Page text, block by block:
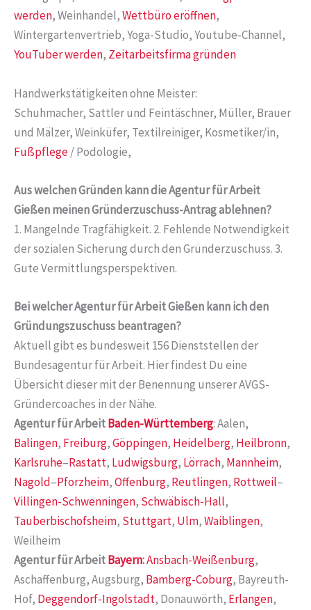
werden, Weinhandel,Wettbüro eröffnen,
Wintergartenvertrieb, Yoga-Studio, Youtube-Channel,
YouTuber werden, Zeitarbeitsfirma gründen
Handwerkstätigkeiten ohne Meister:
Schuhmacher, Sattler und Feintäschner, Müller, Brauer
und Mälzer, Weinküfer, Textilreiniger, Kosmetiker/in,
Fußpflege/ Podologie,
Aus welchen Gründen kann die Agentur für Arbeit
Gießen meinen Gründerzuschuss-Antrag ablehnen?
1. Mangelnde Tragfähigkeit. 2. Fehlende Notwendigkeit
der sozialen Sicherung durch den Gründerzuschuss. 3.
Gute Vermittlungsperspektiven.
Bei welcher Agentur für Arbeit Gießen kann ich den
Gründungszuschuss beantragen?
Aktuell gibt es bundesweit 156 Dienststellen der
Bundesagentur für Arbeit. Hier findest Du eine
Übersicht dieser mit der Benennung unserer AVGS-
Gründercoaches in der Nähe.
Agentur für ArbeitBaden-Württemberg: Aalen,
Balingen, Freiburg,Göppingen, Heidelberg, Heilbronn,
Karlsruhe–Rastatt, Ludwigsburg, Lörrach, Mannheim,
Nagold–Pforzheim,Offenburg, Reutlingen, Rottweil–
Villingen-Schwenningen, Schwäbisch-Hall,
Tauberbischofsheim, Stuttgart, Ulm,Waiblingen,
Weilheim
Agentur für ArbeitBayern:Ansbach-Weißenburg,
Aschaffenburg, Augsburg, Bamberg-Coburg, Bayreuth-
Hof, Deggendorf-Ingolstadt, Donauwörth, Erlangen,